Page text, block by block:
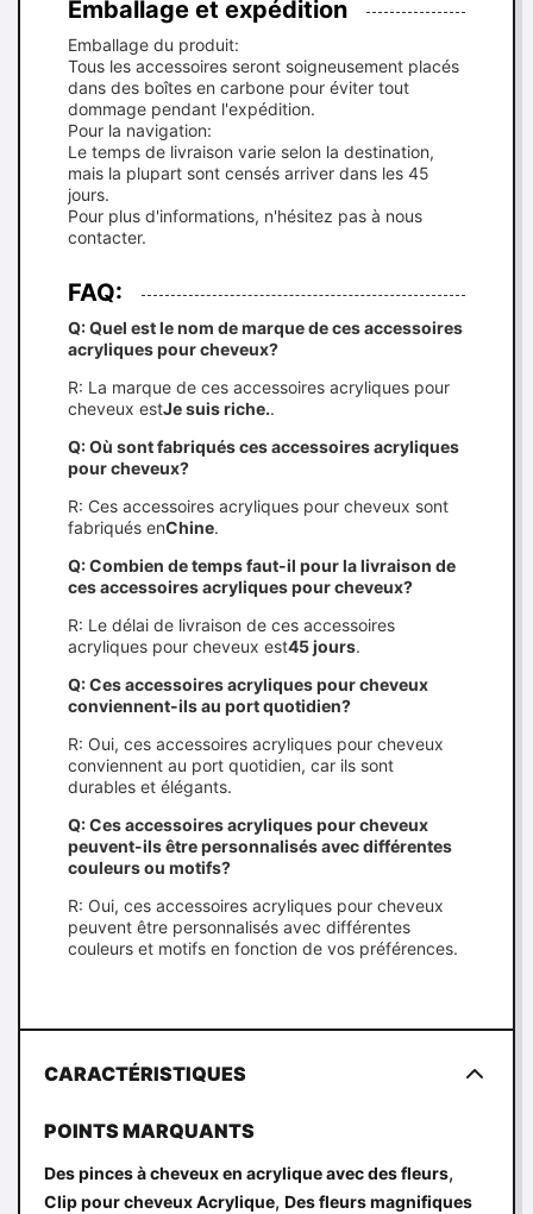
Emballage et expédition
Emballage du produit:
Tous les accessoires seront soigneusement placés
dans des boîtes en carbone pour éviter tout
dommage pendant l'expédition.
Pour la navigation:
Le temps de livraison varie selon la destination,
mais la plupart sont censés arriver dans les 45
jours.
Pour plus d'informations, n'hésitez pas à nous
contacter.
FAQ:
Q: Quel est le nom de marque de ces accessoires
acryliques pour cheveux?
R: La marque de ces accessoires acryliques pour
cheveux estJe suis riche..
Q: Où sont fabriqués ces accessoires acryliques
pour cheveux?
R: Ces accessoires acryliques pour cheveux sont
fabriqués enChine.
Q: Combien de temps faut-il pour la livraison de
ces accessoires acryliques pour cheveux?
R: Le délai de livraison de ces accessoires
acryliques pour cheveux est45 jours.
Q: Ces accessoires acryliques pour cheveux
conviennent-ils au port quotidien?
R: Oui, ces accessoires acryliques pour cheveux
conviennent au port quotidien, car ils sont
durables et élégants.
Q: Ces accessoires acryliques pour cheveux
peuvent-ils être personnalisés avec différentes
couleurs ou motifs?
R: Oui, ces accessoires acryliques pour cheveux
peuvent être personnalisés avec différentes
couleurs et motifs en fonction de vos préférences.
CARACTÉRISTIQUES
POINTS MARQUANTS
Des pinces à cheveux en acrylique avec des fleurs,
Clip pour cheveux Acrylique, Des fleurs magnifiques